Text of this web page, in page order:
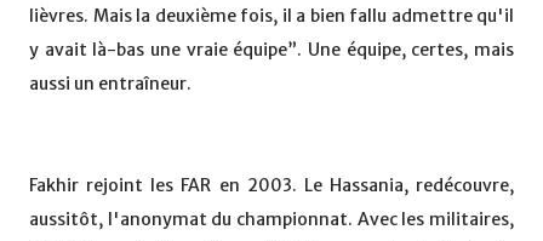
lièvres. Mais la deuxième fois, il a bien fallu admettre qu'il
y avait là-bas une vraie équipe”. Une équipe, certes, mais
aussi un entraîneur.
Fakhir rejoint les FAR en 2003. Le Hassania, redécouvre,
aussitôt, l'anonymat du championnat. Avec les militaires,